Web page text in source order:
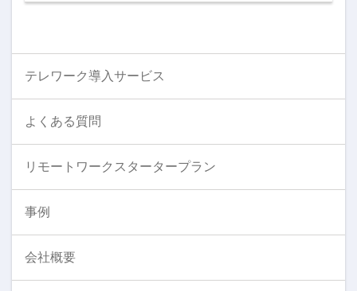
テレワーク導入サービス
よくある質問
リモートワークスタータープラン
事例
会社概要